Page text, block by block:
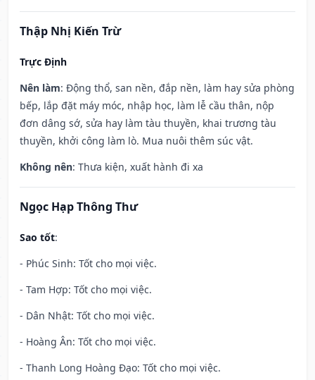
Thập Nhị Kiến Trừ
Trực Định
Nên làm: Động thổ, san nền, đắp nền, làm hay sửa phòng
bếp, lắp đặt máy móc, nhập học, làm lễ cầu thân, nộp
đơn dâng sớ, sửa hay làm tàu thuyền, khai trương tàu
thuyền, khởi công làm lò. Mua nuôi thêm súc vật.
Không nên: Thưa kiện, xuất hành đi xa
Ngọc Hạp Thông Thư
Sao tốt:
- Phúc Sinh: Tốt cho mọi việc.
- Tam Hợp: Tốt cho mọi việc.
- Dân Nhật: Tốt cho mọi việc.
- Hoàng Ân: Tốt cho mọi việc.
- Thanh Long Hoàng Đạo: Tốt cho mọi việc.